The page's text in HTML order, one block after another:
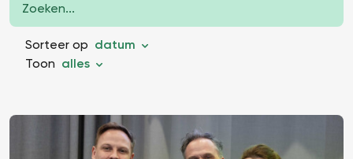
Sorteer op datum
Toon alles